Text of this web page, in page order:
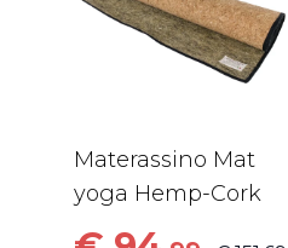
Materassino Mat
yoga Hemp-Cork